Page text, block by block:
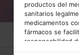
productos del
sanitarios
medicamentos
fármacos se
responsabilidad
medicamentos y